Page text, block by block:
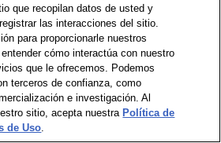
que recopilan datos de usted y
las interacciones del sitio.
para proporcionarle nuestros
cómo interactúa con nuestro
que le ofrecemos. Podemos
terceros de confianza, como
e investigación. Al
sitio, acepta nuestra Política de
de Uso.